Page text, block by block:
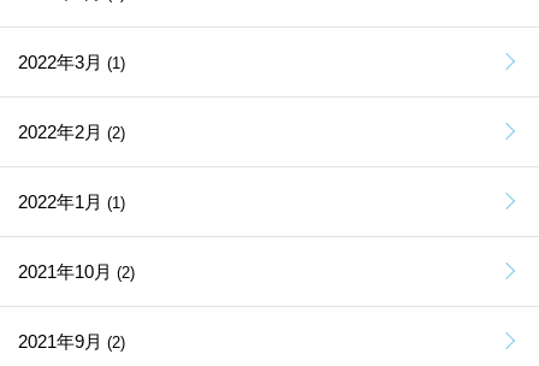
2022年3月 (1)
2022年2月 (2)
2022年1月 (1)
2021年10月 (2)
2021年9月 (2)